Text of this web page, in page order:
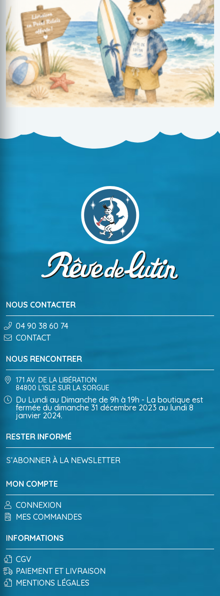
NOUS CONTACTER
04 90 38 60 74
CONTACT
RESTER INFORMÉ
S’ABONNER À LA NEWSLETTER
MON COMPTE
CONNEXION
MES COMMANDES
NOUS RENCONTRER
171 AV. DE LA LIBÉRATION
84800 L'ISLE SUR LA SORGUE
Du Lundi au Dimanche de 9h à 19h - La boutique est
fermée du dimanche 31 décembre 2023 au lundi 8
janvier 2024.
INFORMATIONS
CGV
PAIEMENT ET LIVRAISON
MENTIONS LÉGALES